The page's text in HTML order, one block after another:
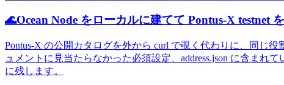
🌊Ocean Node をローカルに建てて Pontus-X
Pontus-X の公開カタログを外から curl で覗く代わりに、同じ
ュメントに見当たらなかった必須設定、address.json に含まれ
に残します。